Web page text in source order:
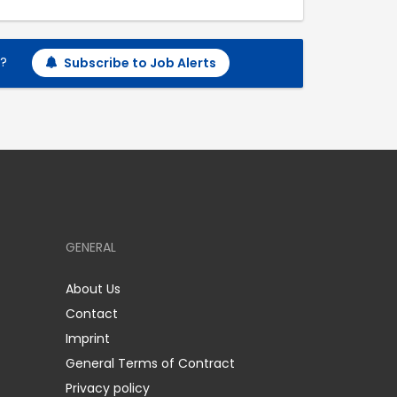
Subscribe to Job Alerts
GENERAL
About Us
Contact
Imprint
General Terms of Contract
Privacy policy